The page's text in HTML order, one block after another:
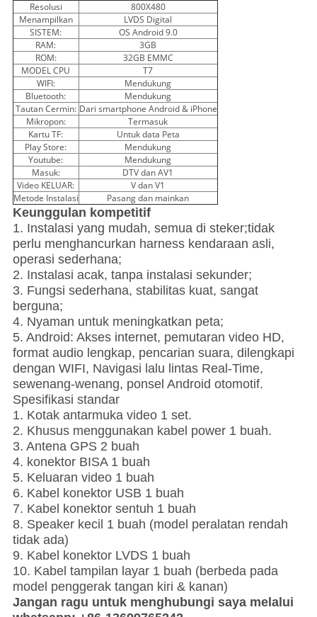
Resolusi
800X480
Menampilkan
LVDS Digital
SISTEM:
OS Android 9.0
RAM:
3GB
ROM:
32GB EMMC
MODEL CPU
T7
WIFI:
Mendukung
Bluetooth:
Mendukung
Tautan Cermin: Dari smartphone Android & iPhone
Mikropon:
Termasuk
Kartu TF:
Untuk data Peta
Play Store:
Mendukung
Youtube:
Mendukung
Masuk:
DTV dan AV1
Video KELUAR:
V dan V1
Metode Instalasi
Pasang dan mainkan
Keunggulan kompetitif
1. Instalasi yang mudah, semua di steker;tidak
perlu menghancurkan harness kendaraan asli,
operasi sederhana;
2. Instalasi acak, tanpa instalasi sekunder;
3. Fungsi sederhana, stabilitas kuat, sangat
berguna;
4. Nyaman untuk meningkatkan peta;
5. Android: Akses internet, pemutaran video HD,
format audio lengkap, pencarian suara, dilengkapi
dengan WIFI, Navigasi lalu lintas Real-Time,
sewenang-wenang, ponsel Android otomotif.
Spesifikasi standar
1. Kotak antarmuka video 1 set.
2. Khusus menggunakan kabel power 1 buah.
3. Antena GPS 2 buah
4. konektor BISA 1 buah
5. Keluaran video 1 buah
6. Kabel konektor USB 1 buah
7. Kabel konektor sentuh 1 buah
8. Speaker kecil 1 buah (model peralatan rendah
tidak ada)
9. Kabel konektor LVDS 1 buah
10. Kabel tampilan layar 1 buah (berbeda pada
model penggerak tangan kiri & kanan)
Jangan ragu untuk menghubungi saya melalui